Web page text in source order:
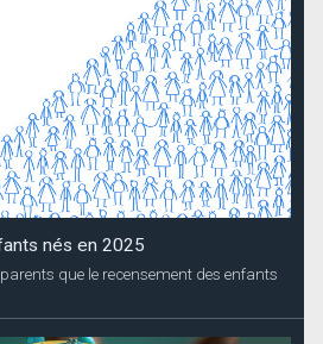
nés en 2025
que le recensement des enfants